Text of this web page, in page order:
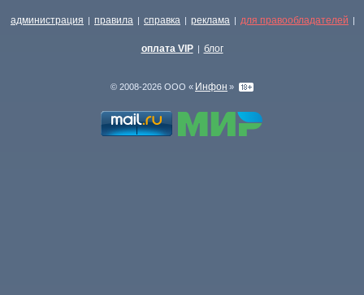
администрация | правила | справка | реклама | для правообладателей |
оплата VIP | блог
© 2008-2026 ООО « Инфон »